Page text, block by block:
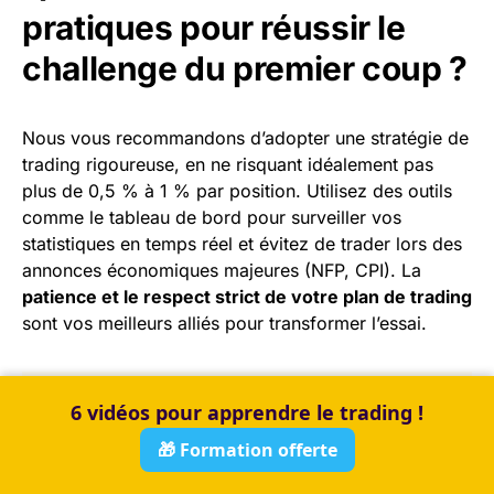
pratiques pour réussir le
challenge du premier coup ?
Nous vous recommandons d’adopter une stratégie de
trading rigoureuse, en ne risquant idéalement pas
plus de 0,5 % à 1 % par position. Utilisez des outils
comme le tableau de bord pour surveiller vos
statistiques en temps réel et évitez de trader lors des
annonces économiques majeures (NFP, CPI). La
patience et le respect strict de votre plan de trading
sont vos meilleurs alliés pour transformer l’essai.
DISCLAIMER :
Les informations fournies dans cet article sont à titre
6 vidéos pour apprendre le trading !
🎁 Formation offerte